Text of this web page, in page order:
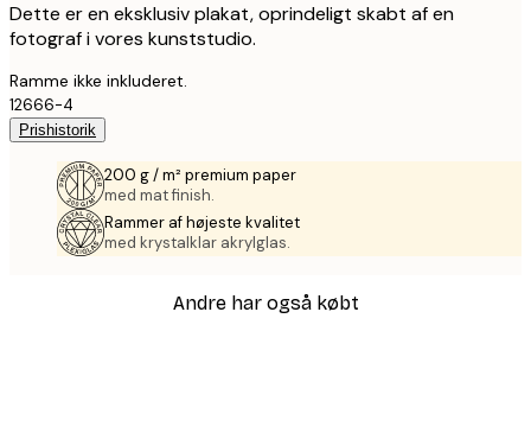
Dette er en eksklusiv plakat, oprindeligt skabt af en
fotograf i vores kunststudio.
Ramme ikke inkluderet.
12666-4
Prishistorik
200 g / m² premium paper
med mat finish.
Rammer af højeste kvalitet
med krystalklar akrylglas.
Andre har også købt